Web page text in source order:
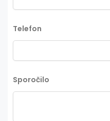
Telefon
Sporočilo